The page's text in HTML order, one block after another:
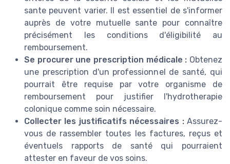
sante peuvent varier. Il est essentiel de s'informer
auprès de votre mutuelle sante pour connaître
précisément les conditions d'éligibilité au
remboursement.
Se procurer une prescription médicale : Obtenez
une prescription d'un professionnel de santé, qui
pourrait être requise par votre organisme de
remboursement pour justifier l'hydrotherapie
colonique comme soin nécessaire.
Collecter les justificatifs nécessaires :Assurez-
vous de rassembler toutes les factures, reçus et
éventuels rapports de santé qui pourraient
attester en faveur de vos soins.